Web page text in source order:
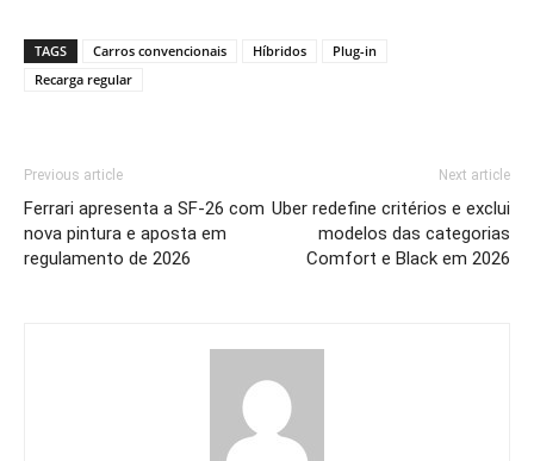
TAGS Carros convencionais Híbridos
Plug-in
Recarga regular
Previous article
Ferrari apresenta a SF-26 com
nova pintura e aposta em
regulamento de 2026
Next article
Uber redefine critérios e exclui
modelos das categorias
Comfort e Black em 2026